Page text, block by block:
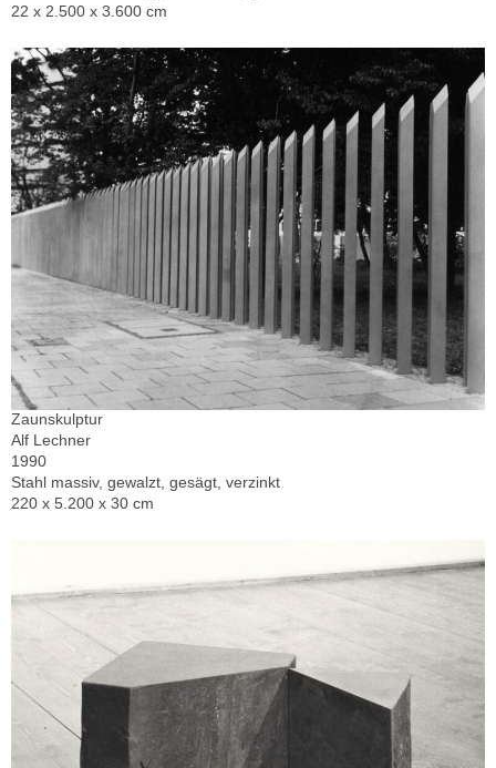
22 x 2.500 x 3.600 cm
Zaunskulptur
Alf Lechner
1990
Stahl massiv, gewalzt, gesägt, verzinkt
220 x 5.200 x 30 cm